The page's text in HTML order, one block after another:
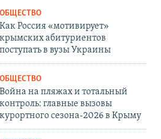
ОБЩЕСТВО
Как Россия «мотивирует»
крымских абитуриентов
поступать в вузы Украины
ОБЩЕСТВО
Война на пляжах и тотальный
контроль: главные вызовы
курортного сезона-2026 в Крыму